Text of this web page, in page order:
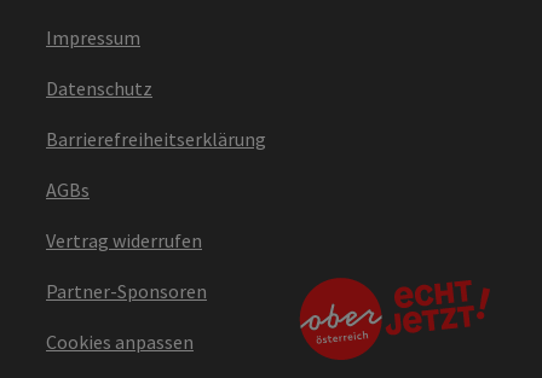
Impressum
Datenschutz
Barrierefreiheitserklärung
AGBs
Vertrag widerrufen
Partner-Sponsoren
Cookies anpassen